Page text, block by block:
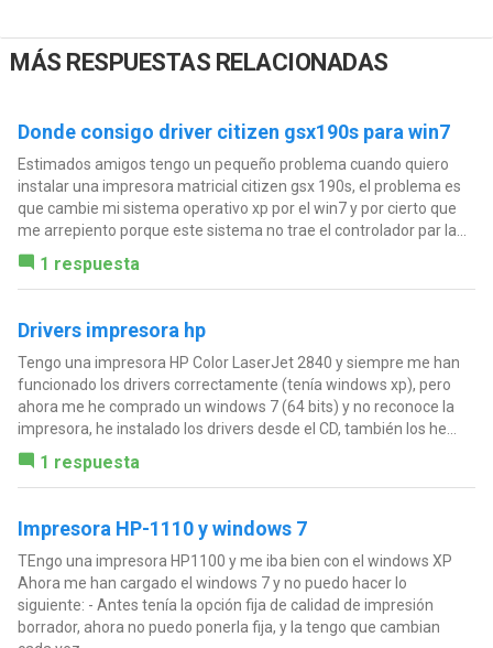
MÁS RESPUESTAS RELACIONADAS
Donde consigo driver citizen gsx190s para win7
Estimados amigos tengo un pequeño problema cuando quiero
instalar una impresora matricial citizen gsx 190s, el problema es
que cambie mi sistema operativo xp por el win7 y por cierto que
me arrepiento porque este sistema no trae el controlador par la...
1 respuesta
Drivers impresora hp
Tengo una impresora HP Color LaserJet 2840 y siempre me han
funcionado los drivers correctamente (tenía windows xp), pero
ahora me he comprado un windows 7 (64 bits) y no reconoce la
impresora, he instalado los drivers desde el CD, también los he...
1 respuesta
Impresora HP-1110 y windows 7
TEngo una impresora HP1100 y me iba bien con el windows XP
Ahora me han cargado el windows 7 y no puedo hacer lo
siguiente: - Antes tenía la opción fija de calidad de impresión
borrador, ahora no puedo ponerla fija, y la tengo que cambian